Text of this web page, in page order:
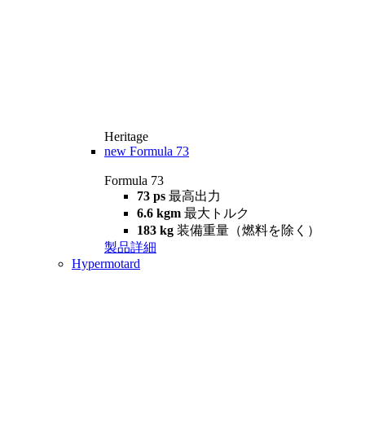
Heritage
new Formula 73
Formula 73
73 ps 最高出力
6.6 kgm 最大トルク
183 kg 装備重量（燃料を除く）
製品詳細
Hypermotard